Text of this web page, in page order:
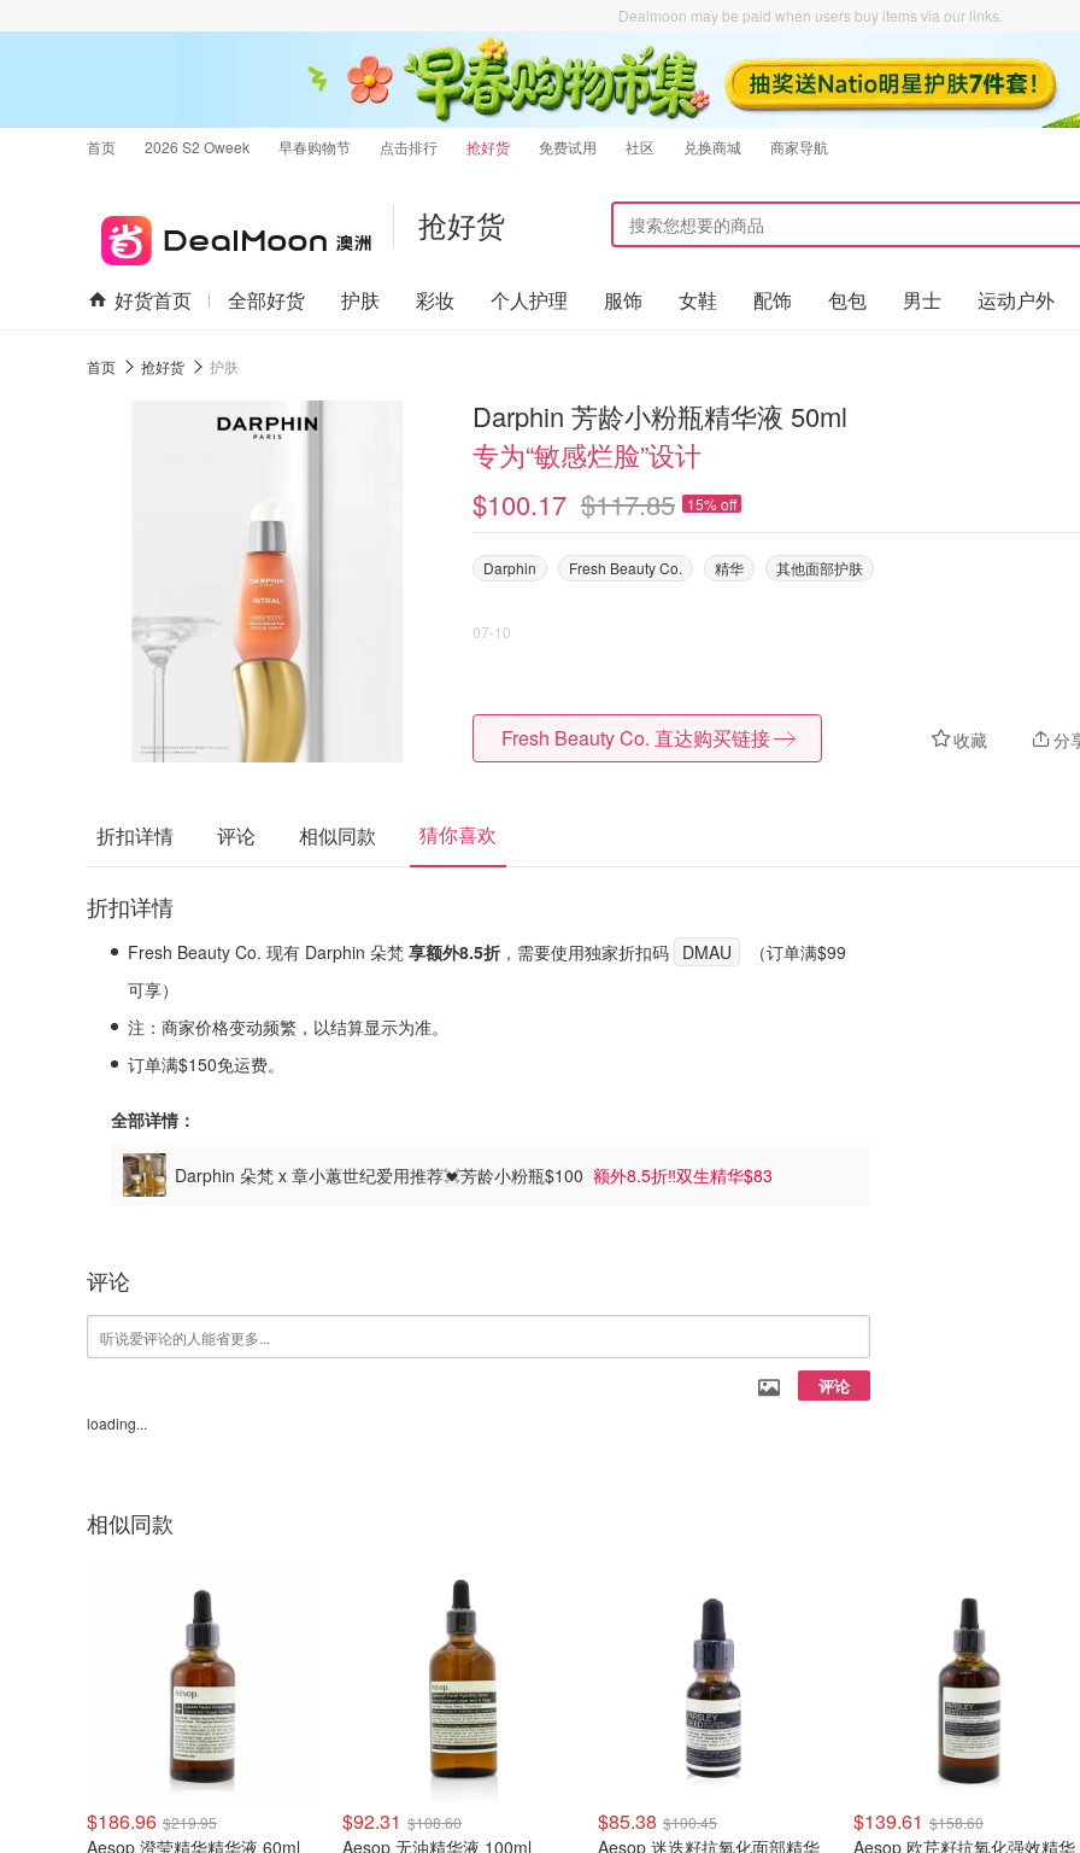
Dealmoon may be paid when users buy items via our links.
首页 2026 S2 Oweek 早春购物节 点击排行 抢好货 免费试用 社区 兑换商城 商家导航
抢好货
好货首页 全部好货 护肤 彩妆 个人护理 服饰 女鞋 配饰 包包 男士 运动户外
首页 抢好货 护肤
Darphin 芳龄小粉瓶精华液 50ml
专为“敏感烂脸”设计
$100.17 $117.85 15% off
Darphin Fresh Beauty Co. 精华 其他面部护肤
07-10
收藏 分
Fresh Beauty Co. 直达购买链接
折扣详情 评论 相似同款 猜你喜欢
折扣详情
Fresh Beauty Co. 现有 Darphin 朵梵 享额外8.5折 ，需要使用独家折扣码 DMAU
（订单满$99
可享）
注：商家价格变动频繁，以结算显示为准。
订单满$150免运费。
全部详情：
Darphin 朵梵 x 章小蕙世纪爱用推荐💓芳龄小粉瓶$100 额外8.5折‼️双生精华$83
评论
评论
loading...
相似同款
$186.96 $219.95
Aesop 澄莹精华精华液 60ml
$92.31 $108.60
Aesop 无油精华液 100ml
$85.38 $100.45
Aesop 迷迭籽抗氧化面部精华
$139.61 $158.60
Aesop 欧芹籽抗氧化强效精华